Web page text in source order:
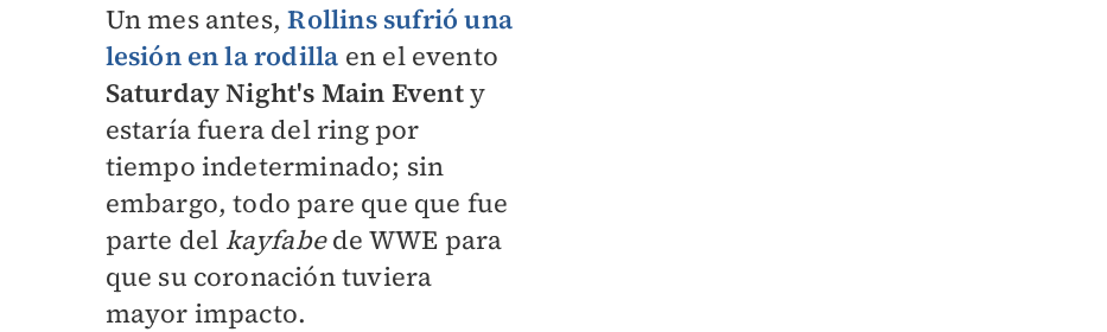
Un mes antes,Rollins sufrió una
lesión en la rodilla en el evento
Saturday Night's Main Eventy
estaría fuera del ring por
tiempo indeterminado; sin
embargo, todo pare que que fue
parte del kayfabede WWE para
que su coronación tuviera
mayor impacto.